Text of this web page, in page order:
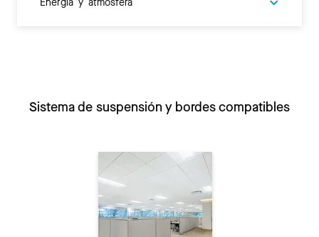
Sistema de suspensión y bordes compatibles